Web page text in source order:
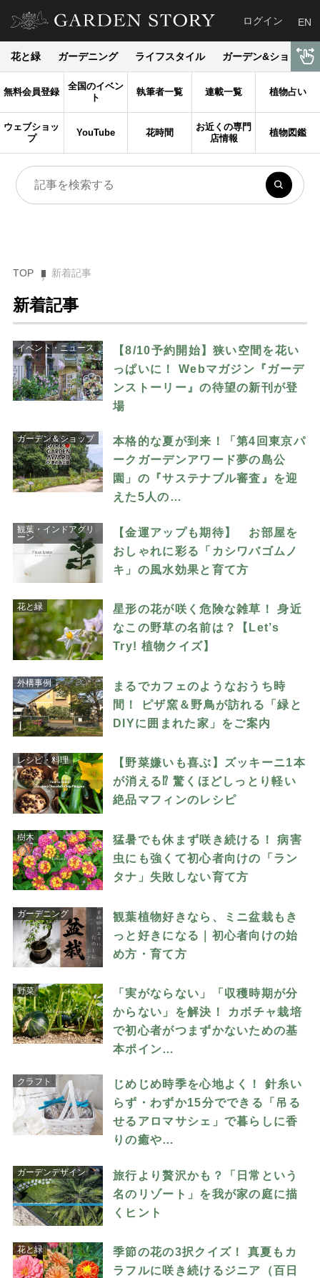
ログイン EN
花と緑 ガーデニング ライフスタイル ガーデン&ショップ
無料会員登録
全国のイベン
ト
執筆者一覧 連載一覧 植物占い
ウェブショッ
プ
YouTube 花時間
お近くの専門
店情報
植物図鑑
TOP 新着記事
新着記事
イベント・ニュース
【8/10予約開始】狭い空間を花い
っぱいに！ Webマガジン『ガーデ
ンストーリー』の待望の新刊が登
場
ガーデン＆ショップ
本格的な夏が到来！「第4回東京パ
ークガーデンアワード夢の島公
園」の『サステナブル審査』を迎
えた5人の…
観葉・インドアグリ
ーン
【金運アップも期待】 お部屋を
おしゃれに彩る「カシワバゴムノ
キ」の風水効果と育て方
花と緑
星形の花が咲く危険な雑草！ 身近
なこの野草の名前は？【Let’s
Try! 植物クイズ】
外構事例
まるでカフェのようなおうち時
間！ ピザ窯＆野鳥が訪れる「緑と
DIYに囲まれた家」をご案内
レシピ・料理
【野菜嫌いも喜ぶ】ズッキーニ1本
が消える⁉︎ 驚くほどしっとり軽い
絶品マフィンのレシピ
樹木
猛暑でも休まず咲き続ける！ 病害
虫にも強くて初心者向けの「ラン
タナ」失敗しない育て方
ガーデニング
観葉植物好きなら、ミニ盆栽もき
っと好きになる｜初心者向けの始
め方・育て方
野菜
「実がならない」「収穫時期が分
からない」を解決！ カボチャ栽培
で初心者がつまずかないための基
本ポイン…
クラフト
じめじめ時季を心地よく！ 針糸い
らず・わずか15分でできる「吊る
せるアロマサシェ」で暮らしに香
りの癒や…
ガーデンデザイン
旅行より贅沢かも？「日常という
名のリゾート」を我が家の庭に描
くヒント
花と緑
季節の花の3択クイズ！ 真夏もカ
ラフルに咲き続けるジニア（百日